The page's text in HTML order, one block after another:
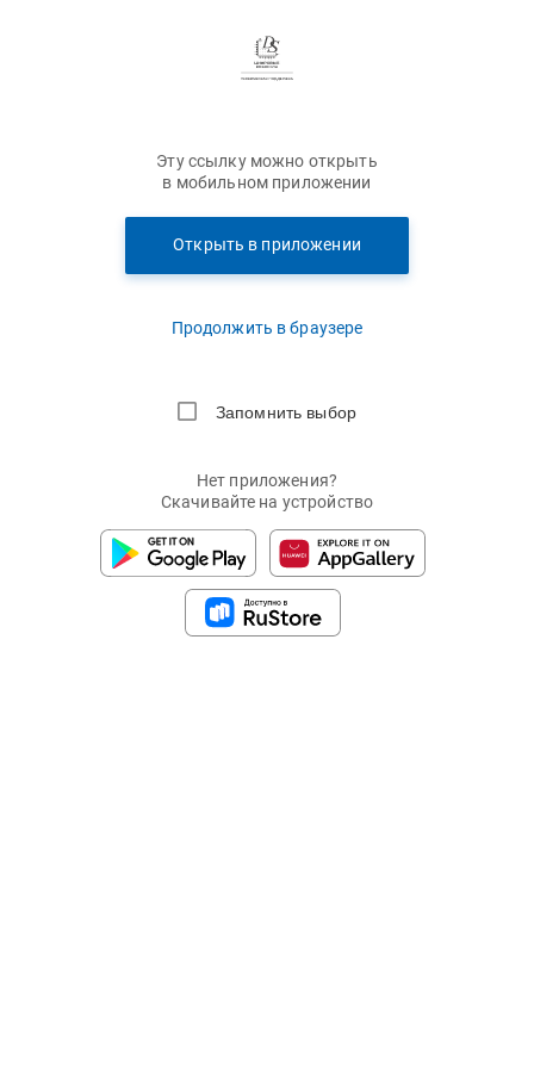
Эту ссылку можно открыть
в мобильном приложении
Открыть в приложении
Продолжить в браузере
Запомнить выбор
Нет приложения?
Скачивайте на устройство